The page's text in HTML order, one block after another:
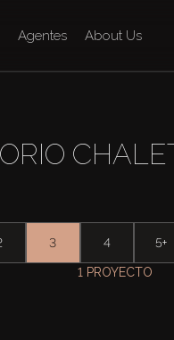
Agentes About Us
3 4 5+
1 PROYECTO